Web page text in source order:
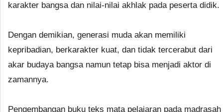
karakter bangsa dan nilai-nilai akhlak pada peserta didik.
Dengan demikian, generasi muda akan memiliki
kepribadian, berkarakter kuat, dan tidak tercerabut dari
akar budaya bangsa namun tetap bisa menjadi aktor di
zamannya.
Pengembangan buku teks mata pelajaran pada madrasah